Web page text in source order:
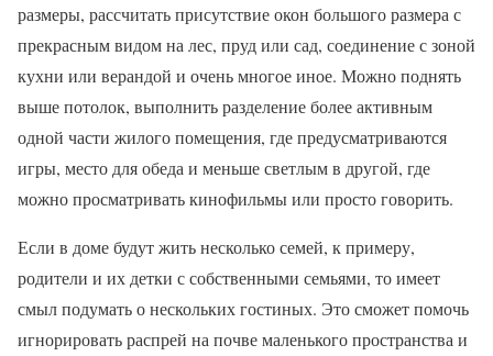
размеры, рассчитать присутствие окон большого размера с
прекрасным видом на лес, пруд или сад, соединение с зоной
кухни или верандой и очень многое иное. Можно поднять
выше потолок, выполнить разделение более активным
одной части жилого помещения, где предусматриваются
игры, место для обеда и меньше светлым в другой, где
можно просматривать кинофильмы или просто говорить.
Если в доме будут жить несколько семей, к примеру,
родители и их детки с собственными семьями, то имеет
смыл подумать о нескольких гостиных. Это сможет помочь
игнорировать распрей на почве маленького пространства и